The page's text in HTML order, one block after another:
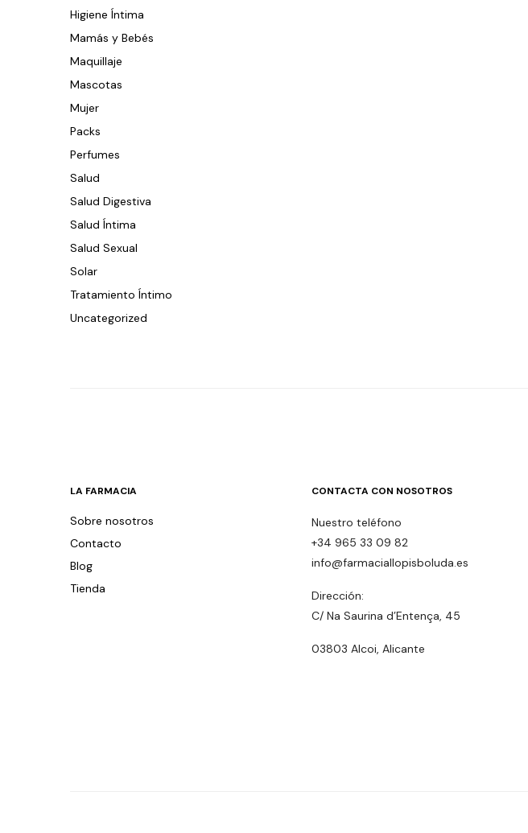
Higiene Íntima
Mamás y Bebés
Maquillaje
Mascotas
Mujer
Packs
Perfumes
Salud
Salud Digestiva
Salud Íntima
Salud Sexual
Solar
Tratamiento Íntimo
Uncategorized
LA FARMACIA
Sobre nosotros
Contacto
Blog
Tienda
CONTACTA CON NOSOTROS
Nuestro teléfono
+34 965 33 09 82
info@farmaciallopisboluda.es
Dirección:
C/ Na Saurina d’Entença, 45
03803 Alcoi, Alicante